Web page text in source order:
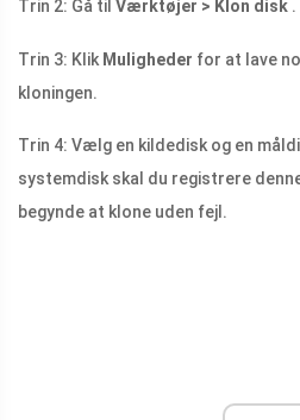
Trin 2: Gå til Værktøjer > Klon disk .
Trin 3: Klik Muligheder for at lave
kloningen.
Trin 4: Vælg en kildedisk og en
systemdisk skal du registrere
begynde at klone uden fejl.